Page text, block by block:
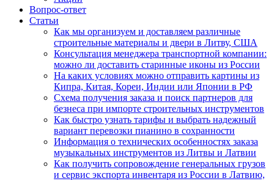
Вопрос-ответ
Статьи
Как мы организуем и доставляем различные
строительные материалы и двери в Литву, США
Консультация менеджера транспортной компании:
можно ли доставить старинные иконы из России
На каких условиях можно отправить картины из
Кипра, Китая, Кореи, Индии или Японии в РФ
Схема получения заказа и поиск партнеров для
безнеса при импорте строительных инструментов
Как быстро узнать тарифы и выбрать надежный
вариант перевозки пианино в сохранности
Информация о технических особенностях заказа
музыкальных инструментов из Литвы и Латвии
Как получить сопровождение генеральных грузов
и сервис экспорта инвентаря из России в Латвию,